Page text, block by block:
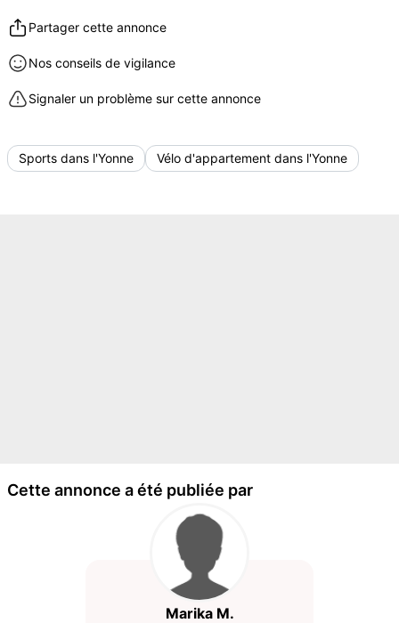
Partager cette annonce
Nos conseils de vigilance
Signaler un problème sur cette annonce
Sports dans l'Yonne Vélo d'appartement dans l'Yonne
Cette annonce a été publiée par
Marika M.